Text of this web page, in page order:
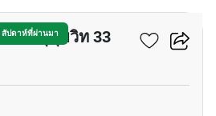
สัปดาห์ที่ผ่านมา
าวน์ สุขุมวิท 33